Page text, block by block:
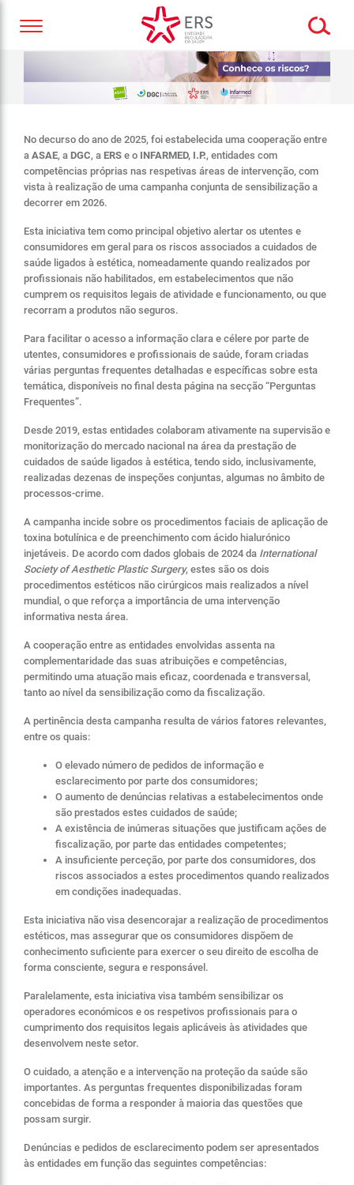
No decurso do ano de 2025, foi estabelecida uma cooperação entre
a ASAE, a DGC, a ERS e o INFARMED, I.P., entidades com
competências próprias nas respetivas áreas de intervenção, com
vista à realização de uma campanha conjunta de sensibilização a
decorrer em 2026.
Esta iniciativa tem como principal objetivo alertar os utentes e
consumidores em geral para os riscos associados a cuidados de
saúde ligados à estética, nomeadamente quando realizados por
profissionais não habilitados, em estabelecimentos que não
cumprem os requisitos legais de atividade e funcionamento, ou que
recorram a produtos não seguros.
Para facilitar o acesso a informação clara e célere por parte de
utentes, consumidores e profissionais de saúde, foram criadas
várias perguntas frequentes detalhadas e específicas sobre esta
temática, disponíveis no final desta página na secção “Perguntas
Frequentes”.
Desde 2019, estas entidades colaboram ativamente na supervisão e
monitorização do mercado nacional na área da prestação de
cuidados de saúde ligados à estética, tendo sido, inclusivamente,
realizadas dezenas de inspeções conjuntas, algumas no âmbito de
processos-crime.
A campanha incide sobre os procedimentos faciais de aplicação de
toxina botulínica e de preenchimento com ácido hialurónico
injetáveis. De acordo com dados globais de 2024 da International
Society of Aesthetic Plastic Surgery, estes são os dois
procedimentos estéticos não cirúrgicos mais realizados a nível
mundial, o que reforça a importância de uma intervenção
informativa nesta área.
A cooperação entre as entidades envolvidas assenta na
complementaridade das suas atribuições e competências,
permitindo uma atuação mais eficaz, coordenada e transversal,
tanto ao nível da sensibilização como da fiscalização.
A pertinência desta campanha resulta de vários fatores relevantes,
entre os quais:
O elevado número de pedidos de informação e
esclarecimento por parte dos consumidores;
O aumento de denúncias relativas a estabelecimentos onde
são prestados estes cuidados de saúde;
A existência de inúmeras situações que justificam ações de
fiscalização, por parte das entidades competentes;
A insuficiente perceção, por parte dos consumidores, dos
riscos associados a estes procedimentos quando realizados
em condições inadequadas.
Esta iniciativa não visa desencorajar a realização de procedimentos
estéticos, mas assegurar que os consumidores dispõem de
conhecimento suficiente para exercer o seu direito de escolha de
forma consciente, segura e responsável.
Paralelamente, esta iniciativa visa também sensibilizar os
operadores económicos e os respetivos profissionais para o
cumprimento dos requisitos legais aplicáveis às atividades que
desenvolvem neste setor.
O cuidado, a atenção e a intervenção na proteção da saúde são
importantes. As perguntas frequentes disponibilizadas foram
concebidas de forma a responder à maioria das questões que
possam surgir.
Denúncias e pedidos de esclarecimento podem ser apresentados
às entidades em função das seguintes competências: